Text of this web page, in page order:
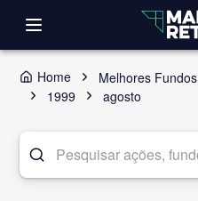
Home Melhores Fundos
1999
agosto